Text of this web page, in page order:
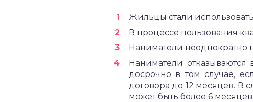
Жильцы стали
В процессе пользования
Наниматели неоднократно
Наниматели отказываются
досрочно в том случае,
договора до 12 месяцев. В
может быть более 6 месяцев;